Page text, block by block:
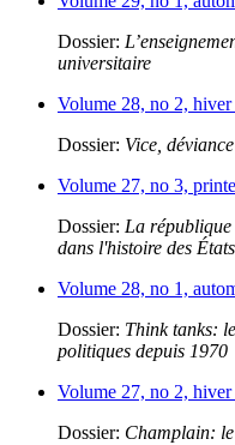
Dossier:
universitaire
Volume 28, no 2,
Dossier: Vice,
Volume 27, no 3,
Dossier: La
dans l'histoire des
Volume 28, no 1,
Dossier: Think tanks:
politiques depuis 1970
Volume 27, no 2,
Dossier: Champlain: